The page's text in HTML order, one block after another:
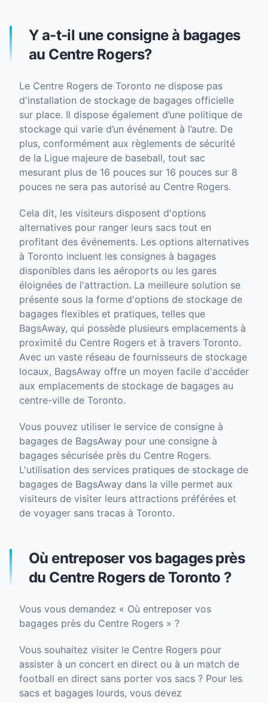
Y a-t-il une consigne à bagages
au Centre Rogers?
Le Centre Rogers de Toronto ne dispose pas
d'installation de stockage de bagages officielle
sur place. Il dispose également d’une politique de
stockage qui varie d’un événement à l’autre. De
plus, conformément aux règlements de sécurité
de la Ligue majeure de baseball, tout sac
mesurant plus de 16 pouces sur 16 pouces sur 8
pouces ne sera pas autorisé au Centre Rogers.
Cela dit, les visiteurs disposent d'options
alternatives pour ranger leurs sacs tout en
profitant des événements. Les options alternatives
à Toronto incluent les consignes à bagages
disponibles dans les aéroports ou les gares
éloignées de l'attraction. La meilleure solution se
présente sous la forme d'options de stockage de
bagages flexibles et pratiques, telles que
BagsAway, qui possède plusieurs emplacements à
proximité du Centre Rogers et à travers Toronto.
Avec un vaste réseau de fournisseurs de stockage
locaux, BagsAway offre un moyen facile d'accéder
aux emplacements de stockage de bagages au
centre-ville de Toronto.
Vous pouvez utiliser le service de consigne à
bagages de BagsAway pour une consigne à
bagages sécurisée près du Centre Rogers.
L'utilisation des services pratiques de stockage de
bagages de BagsAway dans la ville permet aux
visiteurs de visiter leurs attractions préférées et
de voyager sans tracas à Toronto.
Où entreposer vos bagages près
du Centre Rogers de Toronto ?
Vous vous demandez « Où entreposer vos
bagages près du Centre Rogers » ?
Vous souhaitez visiter le Centre Rogers pour
assister à un concert en direct ou à un match de
football en direct sans porter vos sacs ? Pour les
sacs et bagages lourds, vous devez